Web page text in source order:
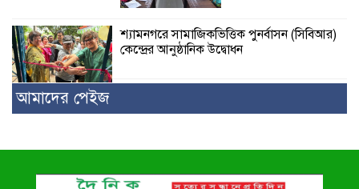
শ্যামনগরে সামাজিকভিত্তিক পুনর্বাসন (সিবিআর)
কেন্দ্রের আনুষ্ঠানিক উদ্বোধন
আমাদের পেইজ